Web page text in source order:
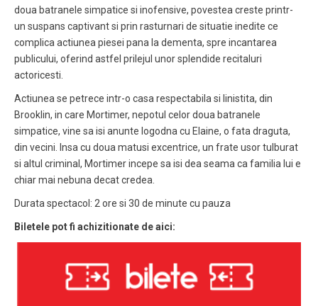
doua batranele simpatice si inofensive, povestea creste printr-
un suspans captivant si prin rasturnari de situatie inedite ce
complica actiunea piesei pana la dementa, spre incantarea
publicului, oferind astfel prilejul unor splendide recitaluri
actoricesti.
Actiunea se petrece intr-o casa respectabila si linistita, din
Brooklin, in care Mortimer, nepotul celor doua batranele
simpatice, vine sa isi anunte logodna cu Elaine, o fata draguta,
din vecini. Insa cu doua matusi excentrice, un frate usor tulburat
si altul criminal, Mortimer incepe sa isi dea seama ca familia lui e
chiar mai nebuna decat credea.
Durata spectacol: 2 ore si 30 de minute cu pauza
Biletele pot fi achizitionate de aici: